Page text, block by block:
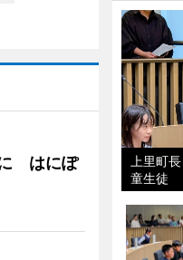
に はにぽ
上里町
童生徒